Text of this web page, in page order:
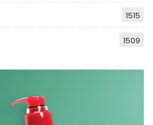
1515
1509